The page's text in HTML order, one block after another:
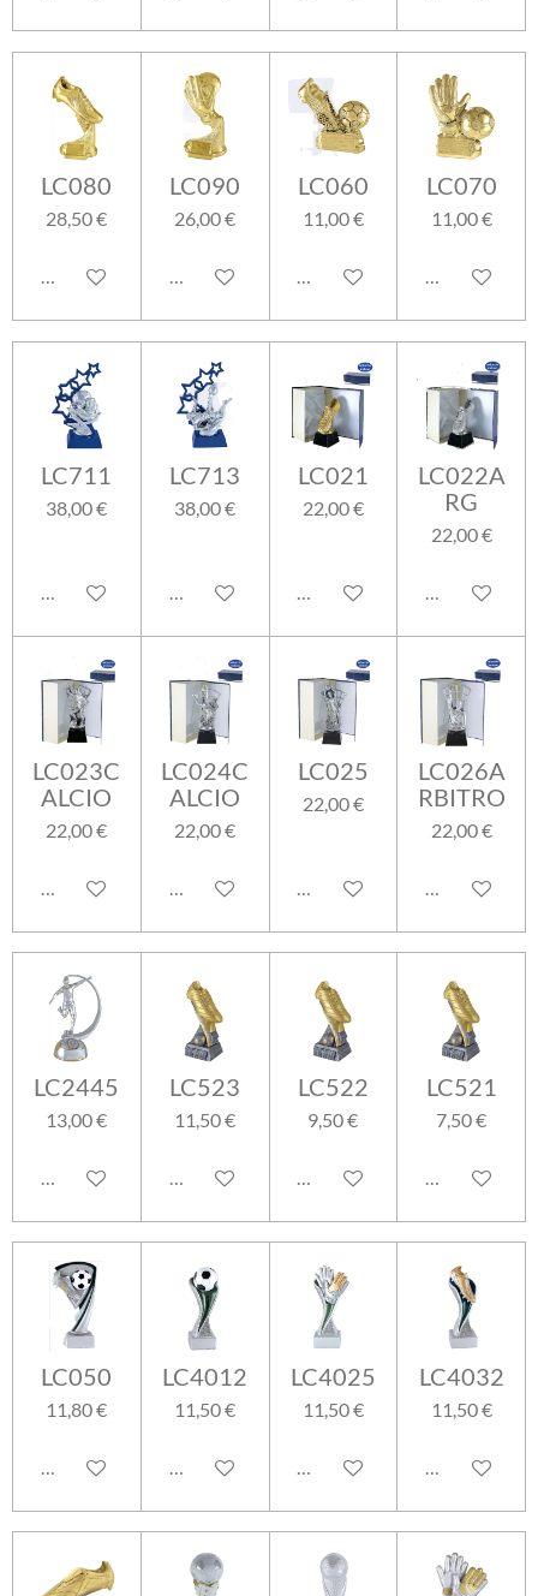
LC080
28,50 €
Aggiungi al carrello
LC090
26,00 €
Aggiungi al carrello
LC060
11,00 €
Aggiungi al carrello
LC070
11,00 €
Aggiungi al
LC711
38,00 €
Aggiungi al carrello
LC713
38,00 €
Aggiungi al carrello
LC021
22,00 €
Aggiungi al carrello
LC022A
RG
22,00 €
Aggiungi al
LC023C
ALCIO
22,00 €
Aggiungi al carrello
LC024C
ALCIO
22,00 €
Aggiungi al carrello
LC025
22,00 €
Aggiungi al carrello
LC026A
RBITRO
22,00 €
Aggiungi al
LC2445
13,00 €
Aggiungi al carrello
LC523
11,50 €
Aggiungi al carrello
LC522
9,50 €
Aggiungi al carrello
LC521
7,50 €
Aggiungi al
LC050
11,80 €
Aggiungi al carrello
LC4012
11,50 €
Aggiungi al carrello
LC4025
11,50 €
Aggiungi al carrello
LC4032
11,50 €
Aggiungi al